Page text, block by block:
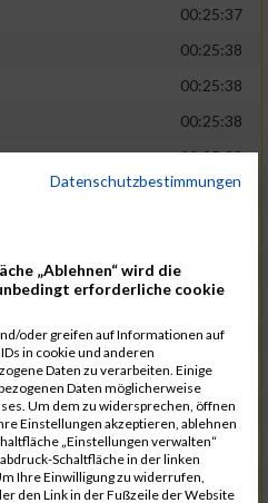
00:25:37
00:25:38
00:25:38
00:25:38
00:25:38
00:25:38
00:25:38
00:25:38
00:25:39
00:25:40
00:25:41
00:25:42
Datenschutzbestimmungen
„Ablehnen“ wird die
erforderliche cookie
oder greifen auf Informationen auf
in cookie und anderen
Daten zu verarbeiten. Einige
Daten möglicherweise
Um dem zu widersprechen, öffnen
Einstellungen akzeptieren, ablehnen
„Einstellungen verwalten“
Schaltfläche in der linken
Ihre Einwilligung zu widerrufen,
den Link in der Fußzeile der Website